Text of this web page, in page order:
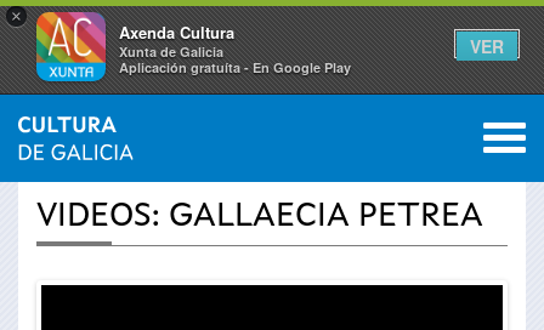
×
Axenda Cultura
Xunta de Galicia
Aplicación gratuíta - En Google Play
VER
Se
encuentra
INICIO › ACTUALIDAD 0
VIDEOS: GALLAECIA PETREA